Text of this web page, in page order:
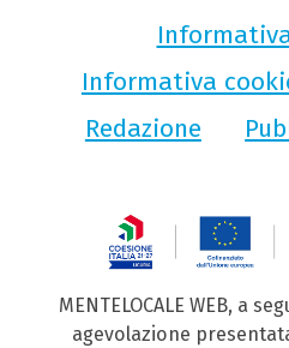
Informativa
Redazione
MENTELOCALE WEB, a
agevolazione